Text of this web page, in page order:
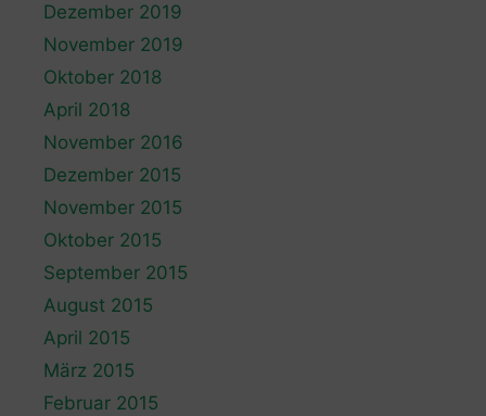
Dezember 2019
November 2019
Oktober 2018
April 2018
November 2016
Dezember 2015
November 2015
Oktober 2015
September 2015
August 2015
April 2015
März 2015
Februar 2015